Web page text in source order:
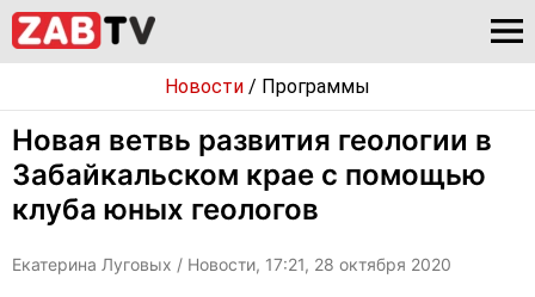
Новости / Программы
Новая ветвь развития геологии в
Забайкальском крае с помощью
клуба юных геологов
Екатерина Луговых / Новости, 17:21, 28 октября 2020